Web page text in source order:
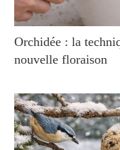
Orchidée : la
nouvelle floraison